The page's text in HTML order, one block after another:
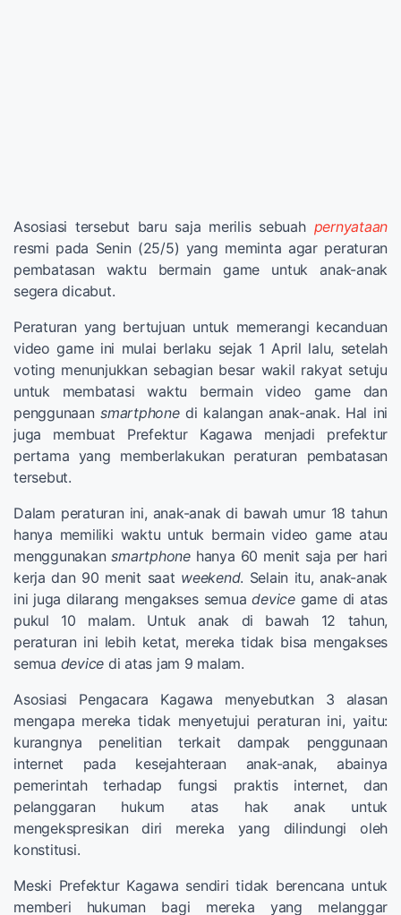
Asosiasi tersebut baru saja merilis sebuah pernyataan
resmi pada Senin (25/5) yang meminta agar peraturan
pembatasan waktu bermain game untuk anak-anak
segera dicabut.
Peraturan yang bertujuan untuk memerangi kecanduan
video game ini mulai berlaku sejak 1 April lalu, setelah
voting menunjukkan sebagian besar wakil rakyat setuju
untuk membatasi waktu bermain video game dan
penggunaansmartphonedi kalangan anak-anak. Hal ini
juga membuat Prefektur Kagawa menjadi prefektur
pertama yang memberlakukan peraturan pembatasan
tersebut.
Dalam peraturan ini, anak-anak di bawah umur 18 tahun
hanya memiliki waktu untuk bermain video game atau
menggunakansmartphonehanya 60 menit saja per hari
kerja dan 90 menit saat weekend. Selain itu, anak-anak
ini juga dilarang mengakses semuadevicegame di atas
pukul 10 malam. Untuk anak di bawah 12 tahun,
peraturan ini lebih ketat, mereka tidak bisa mengakses
semua device di atas jam 9 malam.
Asosiasi Pengacara Kagawa menyebutkan 3 alasan
mengapa mereka tidak menyetujui peraturan ini, yaitu:
kurangnya penelitian terkait dampak penggunaan
internet pada kesejahteraan anak-anak, abainya
pemerintah terhadap fungsi praktis internet, dan
pelanggaran hukum atas hak anak untuk
mengekspresikan diri mereka yang dilindungi oleh
konstitusi.
Meski Prefektur Kagawa sendiri tidak berencana untuk
memberi hukuman bagi mereka yang melanggar